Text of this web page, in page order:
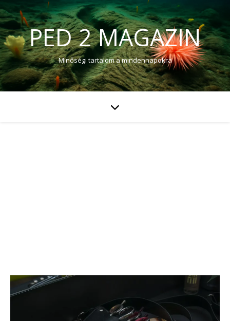
PED 2 MAGAZIN
Minőségi tartalom a mindennapokra